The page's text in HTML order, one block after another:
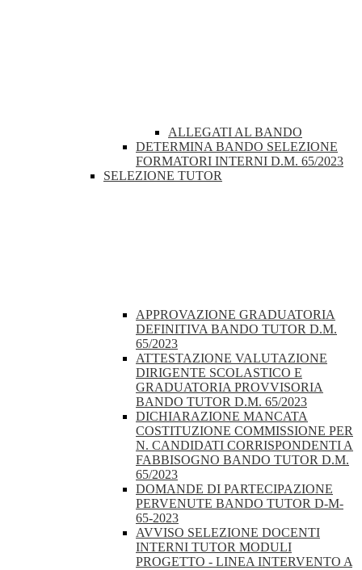
ALLEGATI AL BANDO
DETERMINA BANDO SELEZIONE
FORMATORI INTERNI D.M. 65/2023
SELEZIONE TUTOR
APPROVAZIONE GRADUATORIA
DEFINITIVA BANDO TUTOR D.M.
65/2023
ATTESTAZIONE VALUTAZIONE
DIRIGENTE SCOLASTICO E
GRADUATORIA PROVVISORIA
BANDO TUTOR D.M. 65/2023
DICHIARAZIONE MANCATA
COSTITUZIONE COMMISSIONE PER
N. CANDIDATI CORRISPONDENTI A
FABBISOGNO BANDO TUTOR D.M.
65/2023
DOMANDE DI PARTECIPAZIONE
PERVENUTE BANDO TUTOR D-M-
65-2023
AVVISO SELEZIONE DOCENTI
INTERNI TUTOR MODULI
PROGETTO - LINEA INTERVENTO A